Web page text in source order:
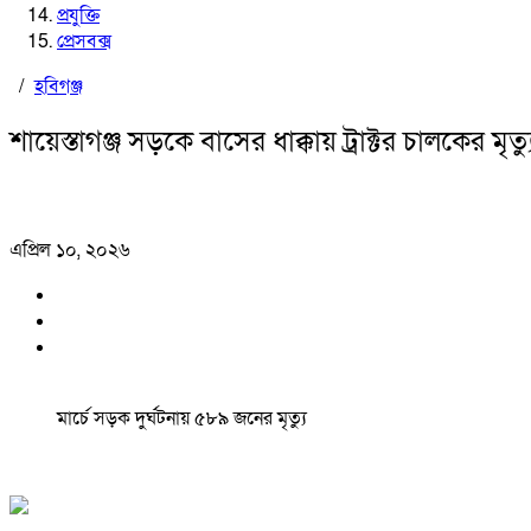
প্রযুক্তি
প্রেসবক্স
/হবিগঞ্জ
শায়েস্তাগঞ্জ সড়কে বাসের ধাক্কায় ট্রাক্টর চালকের
এপ্রিল ১০, ২০২৬
মার্চে সড়ক দুর্ঘটনায় ৫৮৯ জনের মৃত্যু